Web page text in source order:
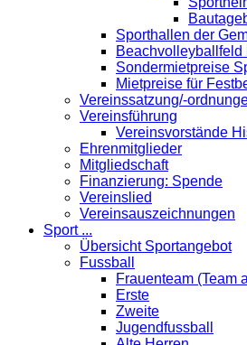
Sporthallen der
Beachvolleyballfeld
Sondermietpreise
Mietpreise für
Vereinssatzung/-
Vereinsführung
Vereinsvorstände
Ehrenmitglieder
Mitgliedschaft
Finanzierung: Spende
Vereinslied
Vereinsauszeichnungen
Sport ...
Übersicht Sportangebot
Fussball
Frauenteam (Team
Erste
Zweite
Jugendfussball